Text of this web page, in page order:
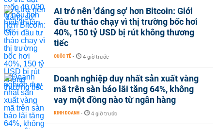
AI trở nên 'đáng sợ' hơn Bitcoin: Giới
đầu tư tháo chạy vì thị trường bốc hơi
40%, 150 tỷ USD bị rút không thương
tiếc
QUỐC TẾ - 4 giờ trước
Doanh nghiệp duy nhất sản xuất vàng
mã trên sàn báo lãi tăng 64%, không
vay một đồng nào từ ngân hàng
KINH DOANH - 4 giờ trước